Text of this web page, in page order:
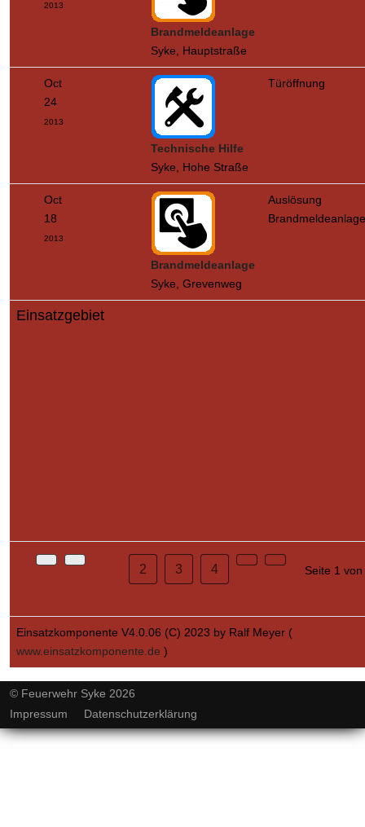
2013
Brandmeldeanlage
Syke, Hauptstraße
Oct
24
2013
Technische Hilfe
Syke, Hohe Straße
Türöffnung
Oct
18
2013
Brandmeldeanlage
Syke, Grevenweg
Auslösung
Brandmeldeanlage
Seite 1 von
2 3 4
Einsatzkomponente V4.0.06 (C) 2023 by Ralf Meyer (
www.einsatzkomponente.de )
Einsatzgebiet
© Feuerwehr Syke 2026
Impressum
Datenschutzerklärung